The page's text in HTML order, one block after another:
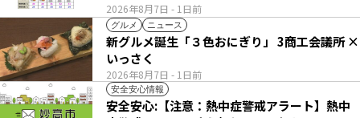
2026年8月7日 - 1日前
グルメ ニュース
2026年8月7日 - 1日前
新グルメ誕生「３色おにぎり」 3商工会議所 ×
いっさく
安全安心情報
安全安心:【注意：熱中症警戒アラート】熱中